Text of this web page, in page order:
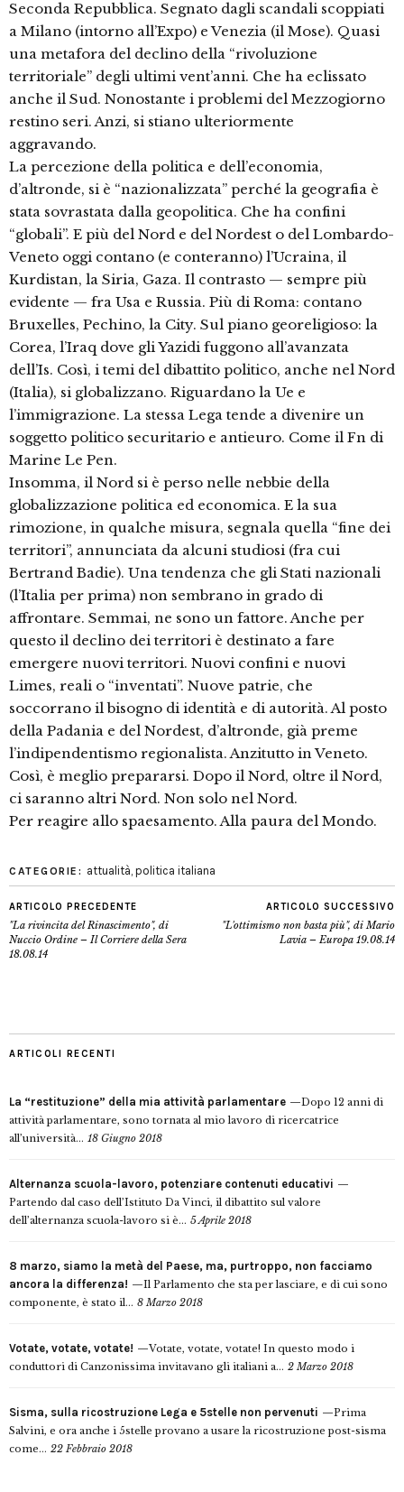
Seconda Repubblica. Segnato dagli scandali scoppiati
a Milano (intorno all’Expo) e Venezia (il Mose). Quasi
una metafora del declino della “rivoluzione
territoriale” degli ultimi vent’anni. Che ha eclissato
anche il Sud. Nonostante i problemi del Mezzogiorno
restino seri. Anzi, si stiano ulteriormente
aggravando.
La percezione della politica e dell’economia,
d’altronde, si è “nazionalizzata” perché la geografia è
stata sovrastata dalla geopolitica. Che ha confini
“globali”. E più del Nord e del Nordest o del Lombardo-
Veneto oggi contano (e conteranno) l’Ucraina, il
Kurdistan, la Siria, Gaza. Il contrasto — sempre più
evidente — fra Usa e Russia. Più di Roma: contano
Bruxelles, Pechino, la City. Sul piano georeligioso: la
Corea, l’Iraq dove gli Yazidi fuggono all’avanzata
dell’Is. Così, i temi del dibattito politico, anche nel Nord
(Italia), si globalizzano. Riguardano la Ue e
l’immigrazione. La stessa Lega tende a divenire un
soggetto politico securitario e antieuro. Come il Fn di
Marine Le Pen.
Insomma, il Nord si è perso nelle nebbie della
globalizzazione politica ed economica. E la sua
rimozione, in qualche misura, segnala quella “fine dei
territori”, annunciata da alcuni studiosi (fra cui
Bertrand Badie). Una tendenza che gli Stati nazionali
(l’Italia per prima) non sembrano in grado di
affrontare. Semmai, ne sono un fattore. Anche per
questo il declino dei territori è destinato a fare
emergere nuovi territori. Nuovi confini e nuovi
Limes, reali o “inventati”. Nuove patrie, che
soccorrano il bisogno di identità e di autorità. Al posto
della Padania e del Nordest, d’altronde, già preme
l’indipendentismo regionalista. Anzitutto in Veneto.
Così, è meglio prepararsi. Dopo il Nord, oltre il Nord,
ci saranno altri Nord. Non solo nel Nord.
Per reagire allo spaesamento. Alla paura del Mondo.
CATEGORIE: attualità, politica italiana
ARTICOLO PRECEDENTE
"La rivincita del Rinascimento", di
Nuccio Ordine – Il Corriere della Sera
18.08.14
ARTICOLO SUCCESSIVO
"L'ottimismo non basta più", di Mario
Lavia – Europa 19.08.14
ARTICOLI RECENTI
La “restituzione” della mia attività parlamentare
Dopo 12 anni di
attività parlamentare, sono tornata al mio lavoro di ricercatrice
all’università... 18 Giugno 2018
Alternanza scuola-lavoro, potenziare contenuti educativi
Partendo dal caso dell’Istituto Da Vinci, il dibattito sul valore
dell’alternanza scuola-lavoro si è... 5 Aprile 2018
8 marzo, siamo la metà del Paese, ma, purtroppo, non facciamo
ancora la differenza!
Il Parlamento che sta per lasciare, e di cui sono
componente, è stato il... 8 Marzo 2018
Votate, votate, votate!
Votate, votate, votate! In questo modo i
conduttori di Canzonissima invitavano gli italiani a... 2 Marzo 2018
Sisma, sulla ricostruzione Lega e 5stelle non pervenuti
Prima
Salvini, e ora anche i 5stelle provano a usare la ricostruzione post-sisma
come... 22 Febbraio 2018